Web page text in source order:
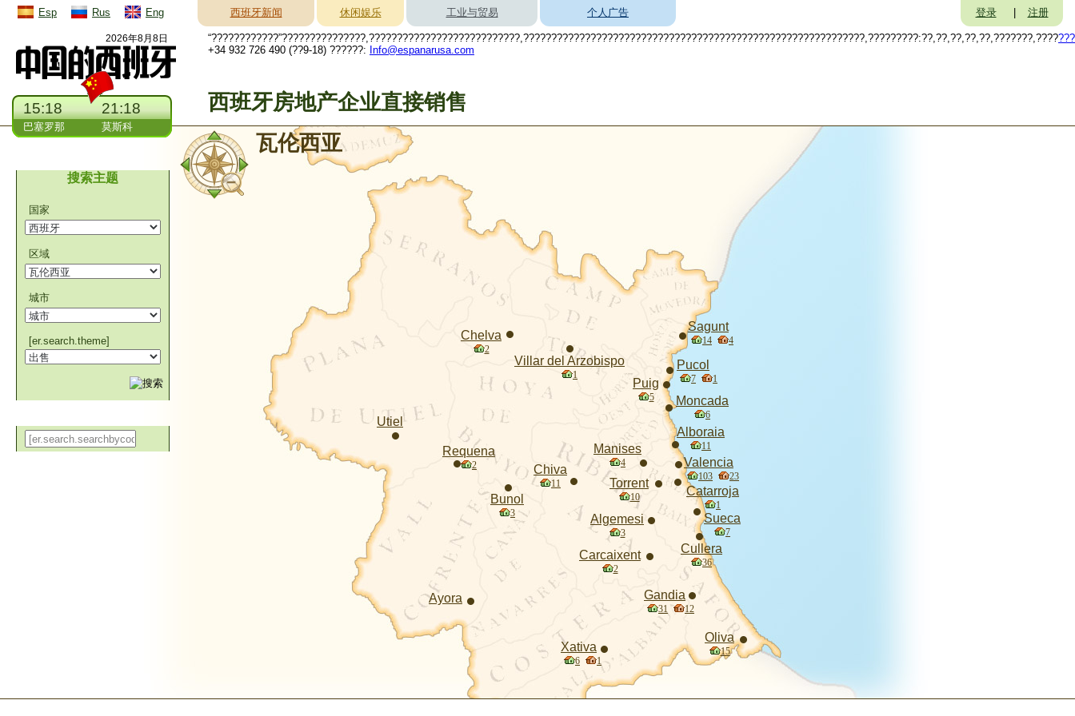
Esp Rus Eng 西班牙新闻 休闲娱乐 工业与贸易 个人广告 登录 注册
2026年8月8日
15:18
巴塞罗那
21:18
莫斯科
“????????????”???????????????,???????????????????????????,?????????????????????????????????????????????????????????????,?????????:??,??,??,??,??,???????,????
+34 932 726 490 (??9-18) ??????: Info@espanarusa.com
西班牙房地产企业直接销售
瓦伦西亚
Alboraia
11
Algemesi
3
Ayora
Bunol
3
Carcaixent
2
Catarroja
1
Chelva
2
Chiva
11
Cullera
36
Gandia
31 12
Manises
4
Moncada
6
Oliva
15
Pucol
7 1
Puig
5
Requena
2
Sagunt
14 4
Sueca
7
Torrent
10
Utiel
Valencia
103 23
Villar del Arzobispo
1
Xativa
6 1
搜索主题
国家
区域
城市
[er.search.theme]